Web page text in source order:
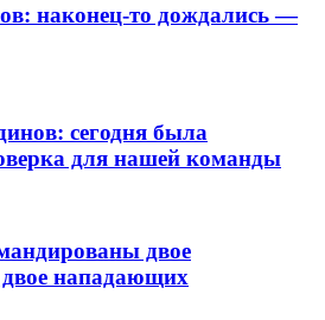
наконец-то дождались —
сегодня была
для нашей команды
двое
нападающих